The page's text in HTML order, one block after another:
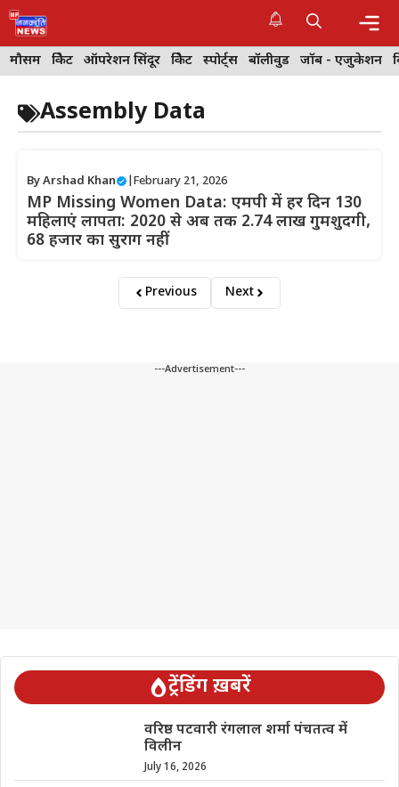
Skip
to
content
मौसम क्रिकेट ऑपरेशन सिंदूर क्रिकेट स्पोर्ट्स बॉलीवुड जॉब - एजुकेशन
Assembly Data
ByArshad Khan February 21, 2026
MP Missing Women Data: एमपी में हर दिन 130
महिलाएं लापता: 2020 से अब तक 2.74 लाख गुमशुदगी,
68 हजार का सुराग नहीं
Previous Next
---Advertisement---
ट्रेंडिंग ख़बरें
वरिष्ठ पटवारी रंगलाल शर्मा पंचतत्व में
विलीन
July 16, 2026